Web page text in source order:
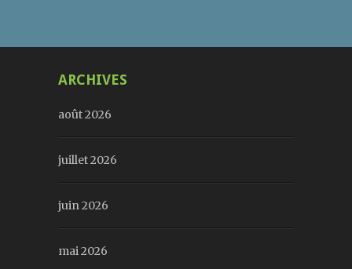
ARCHIVES
août 2026
juillet 2026
juin 2026
mai 2026